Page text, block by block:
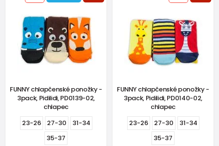
FUNNY chlapčenské ponožky -
3pack, Pidilidi, PD0139-02,
chlapec
23-26
27-30
31-34
35-37
FUNNY chlapčenské ponožky -
3pack, Pidilidi, PD0140-02,
chlapec
23-26
27-30
31-34
35-37